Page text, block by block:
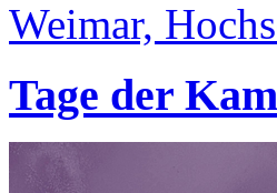
Weimar,
Tage der